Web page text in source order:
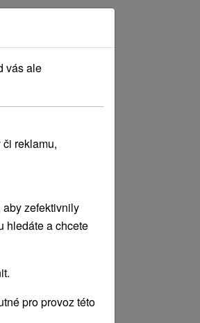
vás ale
reklamu,
zefektivnily
hledáte a chcete
pro provoz této